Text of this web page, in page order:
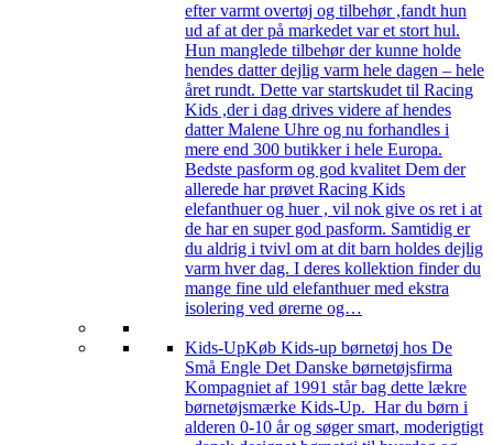
efter varmt overtøj og tilbehør ,fandt hun
ud af at der på markedet var et stort hul.
Hun manglede tilbehør der kunne holde
hendes datter dejlig varm hele dagen – hele
året rundt. Dette var startskudet til Racing
Kids ,der i dag drives videre af hendes
datter Malene Uhre og nu forhandles i
mere end 300 butikker i hele Europa.
Bedste pasform og god kvalitet Dem der
allerede har prøvet Racing Kids
elefanthuer og huer , vil nok give os ret i at
de har en super god pasform. Samtidig er
du aldrig i tvivl om at dit barn holdes dejlig
varm hver dag. I deres kollektion finder du
mange fine uld elefanthuer med ekstra
isolering ved ørerne og…
Kids-UpKøb Kids-up børnetøj hos De
Små Engle Det Danske børnetøjsfirma
Kompagniet af 1991 står bag dette lækre
børnetøjsmærke Kids-Up. Har du børn i
alderen 0-10 år og søger smart, moderigtigt